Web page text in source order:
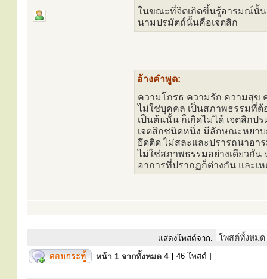
ในขณะที่จิตเกิดขึ้นรู้อารมณ์นั้น
นามปรมัตถ์นั้นคือเจตสิก
อ้างคำพูด:
ความโกรธ ความรัก ความสุข
ไม่ใช่บุคคล เป็นสภาพธรรมที่ต้
เป็นต้นนั้น ก็เกิดไม่ได้ เจตสิกป
เจตสิกชนิดหนึ่ง มีลักษณะหยา
ยึดติด ไม่สละและปรารถนาอา
ไม่ใช่สภาพธรรมอย่างเดียวกั
อาการที่ปรากฏก็ต่างกัน และเ
แสดงโพสต์จาก:
หน้า 1 จากทั้งหมด 4 [ 46 โพสต์ ]